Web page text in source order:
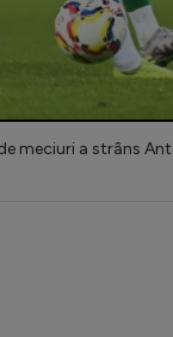
meciuri a strâns